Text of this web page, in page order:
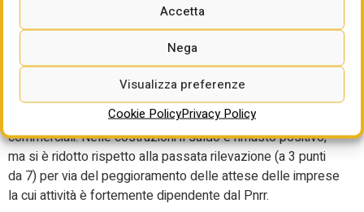
Accetta
Nega
Visualizza preferenze
Cookie PolicyPrivacy Policy
Il saldo negativo dei giudizi delle imprese sulle condizioni
economiche nei prossimi tre mesi è lievemente migliorato
nell’industria e nei servizi (a -3 punti da -6), beneficiando
dell’attenuazione degli effetti negativi dell’incertezza
imputabile a fattori economici e politici e alle politiche
commerciali. Nelle costruzioni il saldo è rimasto positivo,
ma si è ridotto rispetto alla passata rilevazione (a 3 punti
da 7) per via del peggioramento delle attese delle imprese
la cui attività è fortemente dipendente dal Pnrr.